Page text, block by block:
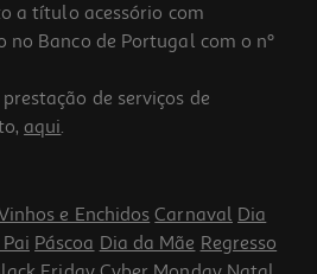
a título acessório com
no Banco de Portugal com o nº
de serviços de
aqui.
e Enchidos Carnaval Dia
Páscoa Dia da Mãe Regresso